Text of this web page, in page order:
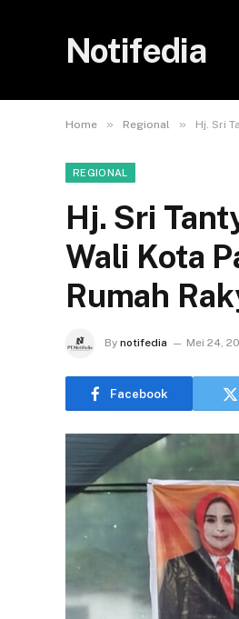
Notifedia
Home » Regional » Hj. Sri
REGIONAL
Hj. Sri
Wali Kota
Rumah
By notifedia Mei 24,
Facebook